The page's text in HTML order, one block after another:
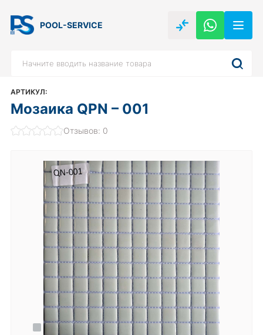
POOL-SERVICE
АРТИКУЛ:
Мозаика QPN – 001
Отзывов: 0